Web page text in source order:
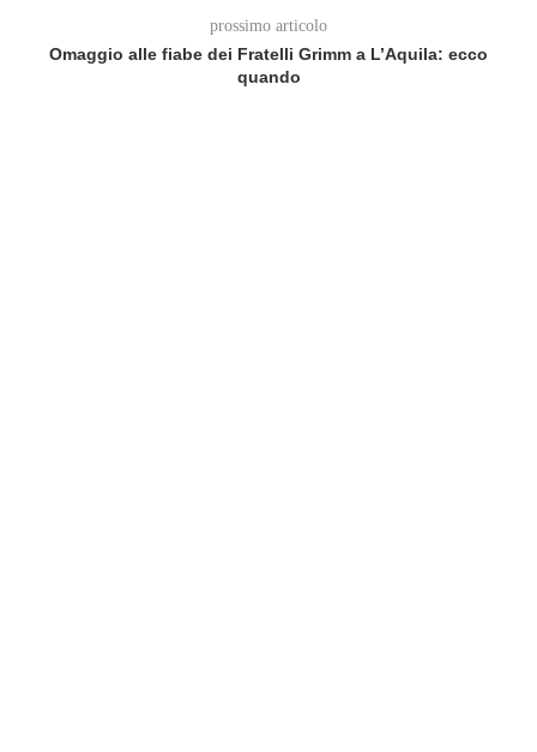
prossimo articolo
Omaggio alle fiabe dei Fratelli Grimm a L’Aquila: ecco
quando